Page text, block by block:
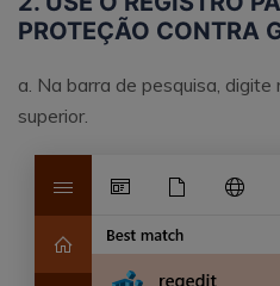
PROTEÇÃO CONTRA
a. Na barra de pesquisa,
superior.